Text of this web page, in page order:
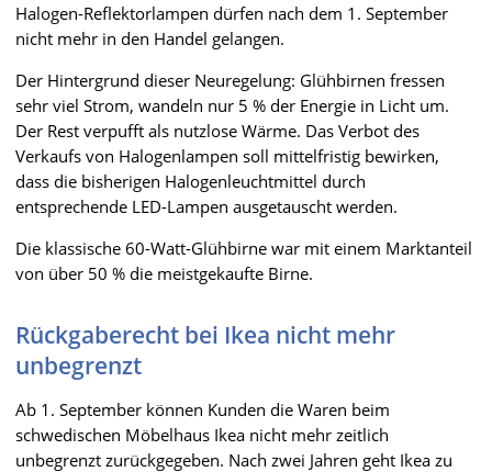
Halogen-Reflektorlampen dürfen nach dem 1. September
nicht mehr in den Handel gelangen.
Der Hintergrund dieser Neuregelung: Glühbirnen fressen
sehr viel Strom, wandeln nur 5 % der Energie in Licht um.
Der Rest verpufft als nutzlose Wärme. Das Verbot des
Verkaufs von Halogenlampen soll mittelfristig bewirken,
dass die bisherigen Halogenleuchtmittel durch
entsprechende LED-Lampen ausgetauscht werden.
Die klassische 60-Watt-Glühbirne war mit einem Marktanteil
von über 50 % die meistgekaufte Birne.
Rückgaberecht bei Ikea nicht mehr
unbegrenzt
Ab 1. September können Kunden die Waren beim
schwedischen Möbelhaus Ikea nicht mehr zeitlich
unbegrenzt zurückgegeben. Nach zwei Jahren geht Ikea zu